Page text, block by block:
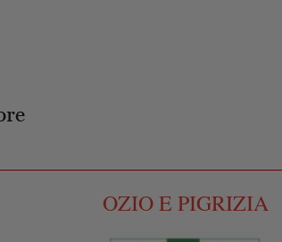
OZIO E PIGRIZIA